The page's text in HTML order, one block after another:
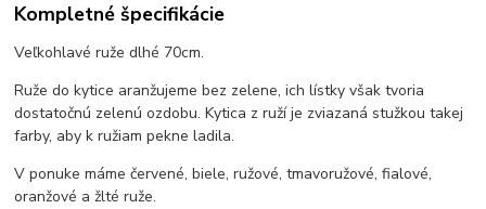
Kompletné špecifikácie
Veľkohlavé ruže dlhé 70cm.
Ruže do kytice aranžujeme bez zelene, ich lístky však tvoria
dostatočnú zelenú ozdobu. Kytica z ruží je zviazaná stužkou takej
farby, aby k ružiam pekne ladila.
V ponuke máme červené, biele, ružové, tmavoružové, fialové,
oranžové a žlté ruže.